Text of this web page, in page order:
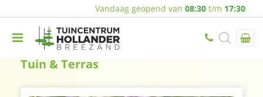
Vandaag geopend van 08:30 t/m 17:30
Tuin & Terras